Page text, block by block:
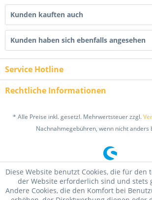
Kunden kauften auch
Kunden haben sich ebenfalls angesehen
Service Hotline
Rechtliche Informationen
* Alle Preise inkl. gesetzl. Mehrwertsteuer zzgl.
Nachnahmegebühren, wenn nicht anders
Diese Website benutzt Cookies, die für den
der Website erforderlich sind und stets
Andere Cookies, die den Komfort bei